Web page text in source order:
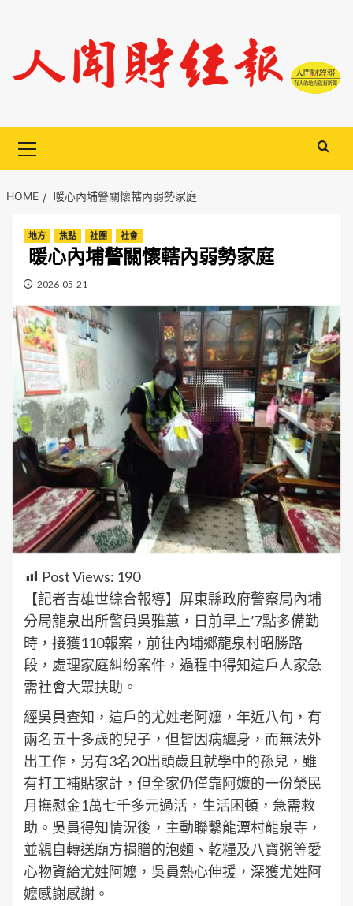
content
Menu
HOME 暖心內埔警關懷轄內弱勢家庭
地方 焦點 社團 社會
暖心內埔警關懷轄內弱勢家庭
2026-05-21
Post Views: 190
【記者吉雄世綜合報導】屏東縣政府警察局內埔
分局龍泉出所警員吳雅蕙，日前早上’7點多備勤
時，接獲110報案，前往內埔鄉龍泉村昭勝路
段，處理家庭糾紛案件，過程中得知這戶人家急
需社會大眾扶助。
經吳員查知，這戶的尤姓老阿嬤，年近八旬，有
兩名五十多歲的兒子，但皆因病纏身，而無法外
出工作，另有3名20出頭歲且就學中的孫兒，雖
有打工補貼家計，但全家仍僅靠阿嬤的一份榮民
月撫慰金1萬七千多元過活，生活困頓，急需救
助。吳員得知情況後，主動聯繫龍潭村龍泉寺，
並親自轉送廟方捐贈的泡麵、乾糧及八寶粥等愛
心物資給尤姓阿嬤，吳員熱心伸援，深獲尤姓阿
嬤感謝感謝。